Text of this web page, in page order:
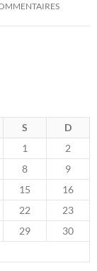
S
D
1
2
8
9
15
16
22
23
29
30